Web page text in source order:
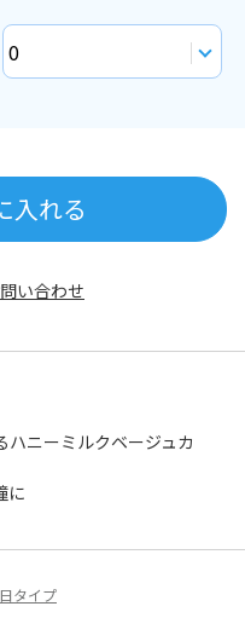
入れる
い合わせ
ハニーミルクベージュカ
に
タイプ